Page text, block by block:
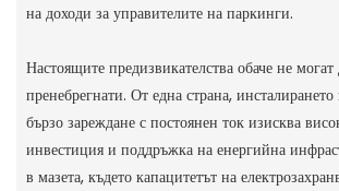
на доходи за управителите на паркинги.
Настоящите предизвикателства обаче не могат
пренебрегнати. От една страна,
бързо зареждане с постоянен ток изисква
инвестиция и поддръжка на енергийна
в мазета, където капацитетът на